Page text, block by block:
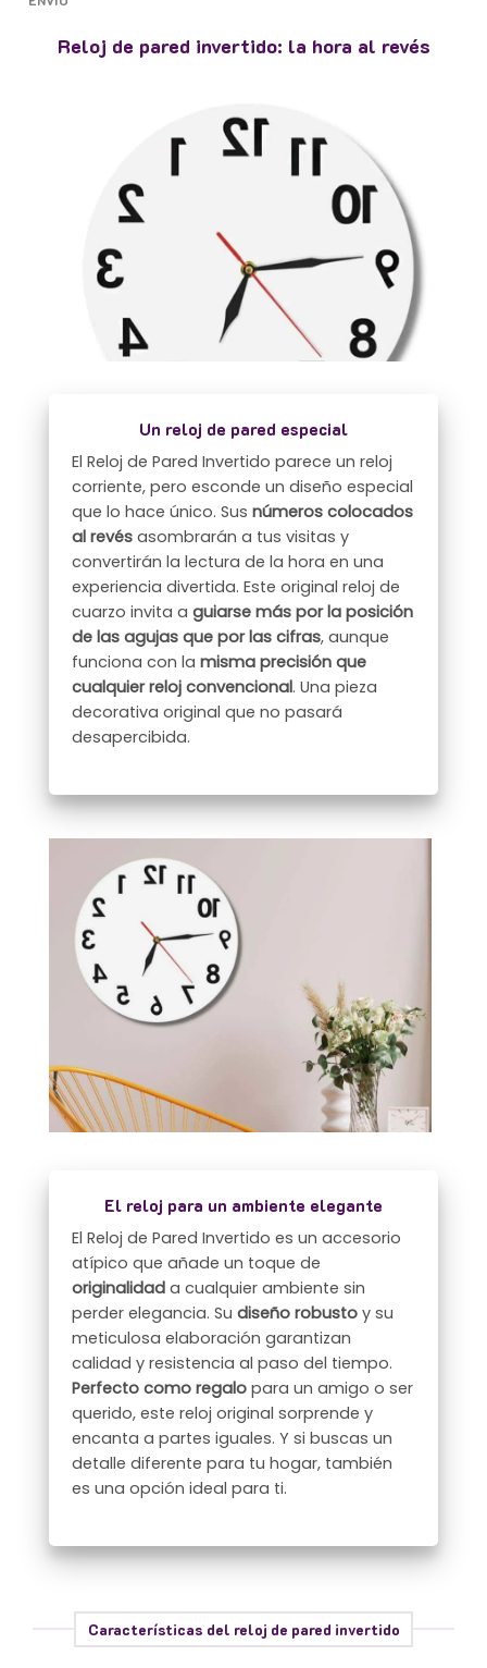
Reloj de pared invertido: la hora al revés
Un reloj de pared especial
El Reloj de Pared Invertido parece un reloj
corriente, pero esconde un diseño especial
que lo hace único. Susnúmeros colocados
al revés asombrarán a tus visitas y
convertirán la lectura de la hora en una
experiencia divertida. Este original reloj de
cuarzo invita aguiarse más por la posición
de las agujas que por las cifras, aunque
funciona con la misma precisión que
cualquier reloj convencional. Una pieza
decorativa original que no pasará
desapercibida.
El reloj para un ambiente elegante
El Reloj de Pared Invertido es un accesorio
atípico que añade un toque de
originalidad a cualquier ambiente sin
perder elegancia. Sudiseño robusto y su
meticulosa elaboración garantizan
calidad y resistencia al paso del tiempo.
Perfecto como regalo para un amigo o ser
querido, este reloj original sorprende y
encanta a partes iguales. Y si buscas un
detalle diferente para tu hogar, también
es una opción ideal para ti.
Características del reloj de pared invertido